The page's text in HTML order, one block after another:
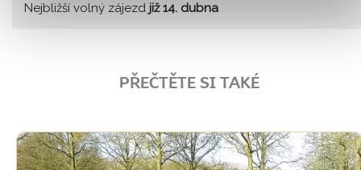
Nejbližší volný zájezd již 14. dubna
PŘEČTĚTE SI TAKÉ